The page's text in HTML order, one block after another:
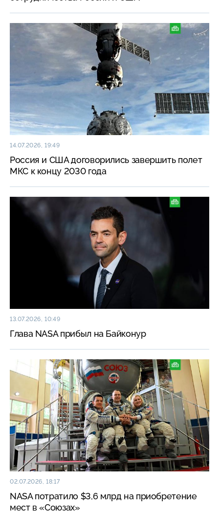
14.07.2026, 19:49
Россия и США договорились завершить полет
МКС к концу 2030 года
13.07.2026, 10:49
Глава NASA прибыл на Байконур
02.07.2026, 18:17
NASA потратило $3,6 млрд на приобретение
мест в «Союзах»